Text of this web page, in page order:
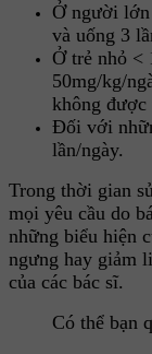
Ở người
và uống 3
Ở trẻ nhỏ <
50mg/kg/
không được
Đối với
lần/ngày.
Trong thời gian
mọi yêu cầu do
những biểu hiện
ngưng hay giảm
của các bác sĩ.
Có thể bạn